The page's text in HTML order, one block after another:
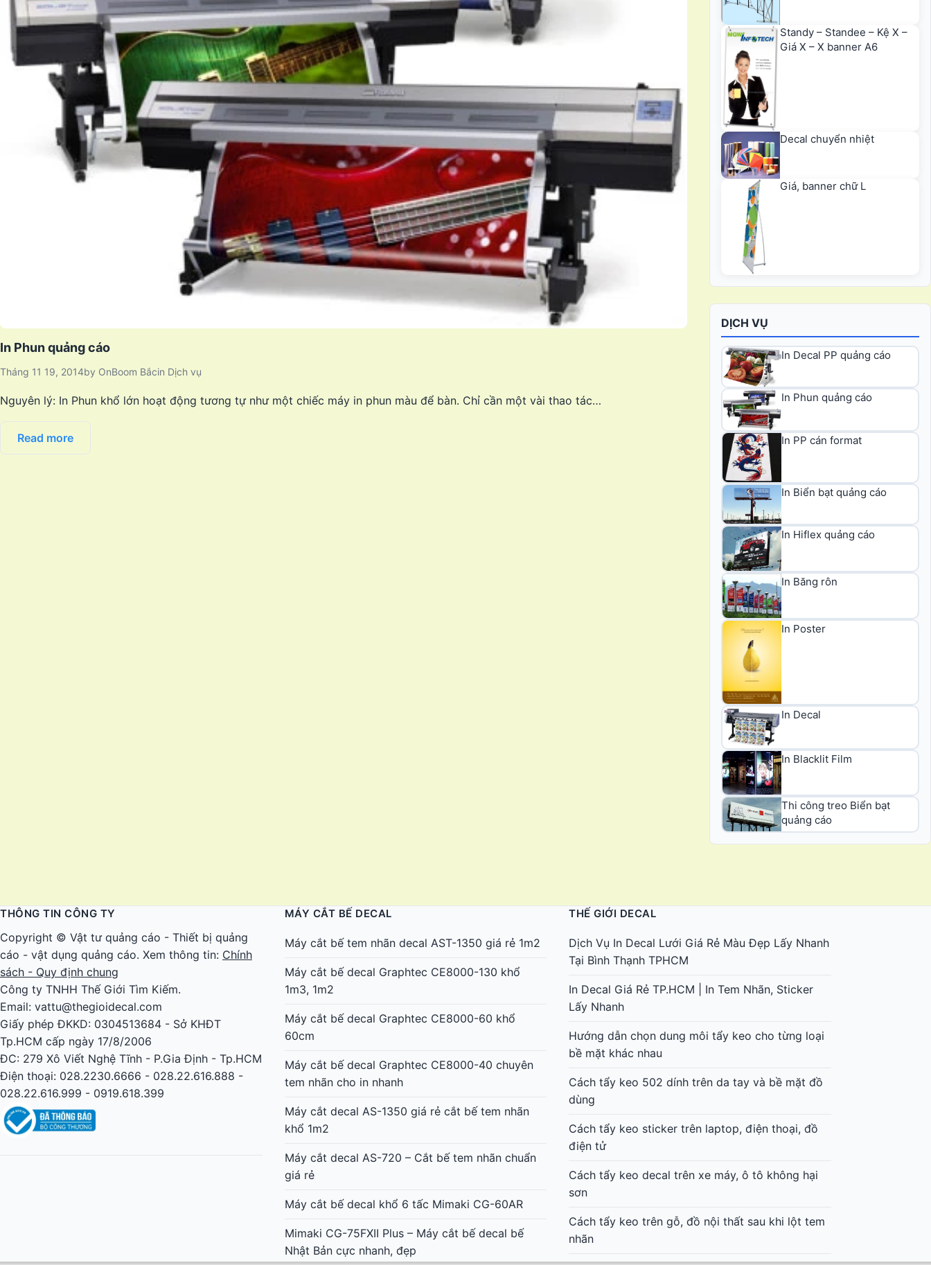
In Phun quảng cáo
Tháng 11 19, 2014by OnBoom Bắcin Dịch vụ
Nguyên lý: In Phun khổ lớn hoạt động tương tự như một chiếc máy in phun màu để bàn. Chỉ cần một vài thao tác…
Read more
Standy – Standee – Kệ X –
Giá X – X banner A6
Decal chuyển nhiệt
Giá, banner chữ L
DỊCH VỤ
In Decal PP quảng cáo
In Phun quảng cáo
In PP cán format
In Biển bạt quảng cáo
In Hiflex quảng cáo
In Băng rôn
In Poster
In Decal
In Blacklit Film
Thi công treo Biển bạt
quảng cáo
THÔNG TIN CÔNG TY
Copyright © Vật tư quảng cáo - Thiết bị quảng
cáo - vật dụng quảng cáo. Xem thông tin: Chính
sách - Quy định chung
Công ty TNHH Thế Giới Tìm Kiếm.
Email: vattu@thegioidecal.com
Giấy phép ĐKKD: 0304513684 - Sở KHĐT
Tp.HCM cấp ngày 17/8/2006
ĐC: 279 Xô Viết Nghệ Tĩnh - P.Gia Định - Tp.HCM
Điện thoại: 028.2230.6666 - 028.22.616.888 -
028.22.616.999 - 0919.618.399
MÁY CẮT BẾ DECAL
Máy cắt bế tem nhãn decal AST-1350 giá rẻ 1m2
Máy cắt bế decal Graphtec CE8000-130 khổ
1m3, 1m2
Máy cắt bế decal Graphtec CE8000-60 khổ
60cm
Máy cắt bế decal Graphtec CE8000-40 chuyên
tem nhãn cho in nhanh
Máy cắt decal AS-1350 giá rẻ cắt bế tem nhãn
khổ 1m2
Máy cắt decal AS-720 – Cắt bế tem nhãn chuẩn
giá rẻ
Máy cắt bế decal khổ 6 tấc Mimaki CG-60AR
Mimaki CG-75FXII Plus – Máy cắt bế decal bế
Nhật Bản cực nhanh, đẹp
THẾ GIỚI DECAL
Dịch Vụ In Decal Lưới Giá Rẻ Màu Đẹp Lấy Nhanh
Tại Bình Thạnh TPHCM
In Decal Giá Rẻ TP.HCM | In Tem Nhãn, Sticker
Lấy Nhanh
Hướng dẫn chọn dung môi tẩy keo cho từng loại
bề mặt khác nhau
Cách tẩy keo 502 dính trên da tay và bề mặt đồ
dùng
Cách tẩy keo sticker trên laptop, điện thoại, đồ
điện tử
Cách tẩy keo decal trên xe máy, ô tô không hại
sơn
Cách tẩy keo trên gỗ, đồ nội thất sau khi lột tem
nhãn